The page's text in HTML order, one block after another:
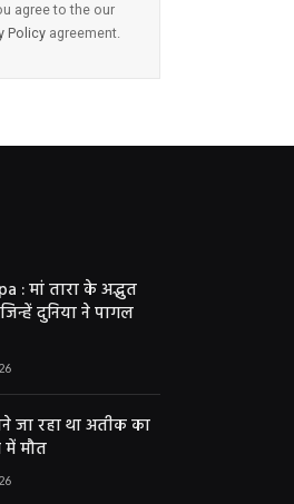
agree to the our
Policyagreement.
: मां तारा के अद्भुत
दुनिया ने पागल
जा रहा था अतीक का
में मौत